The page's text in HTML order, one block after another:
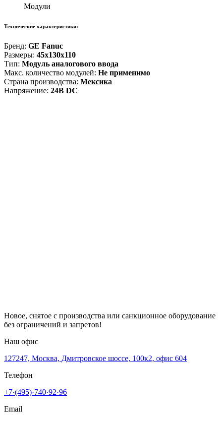
Модули
Технические характеристики:
Бренд: GE Fanuc
Размеры: 45x130x110
Тип: Модуль аналогового ввода
Макс. количество модулей: Не применимо
Страна производства: Мексика
Напряжение: 24В DC
Новое, снятое с производства или санкционное оборудование
без ограничений и запретов!
Наш офис
127247, Москва, Дмитровское шоссе, 100к2, офис 604
Телефон
+7·(495)·740·92·96
Email